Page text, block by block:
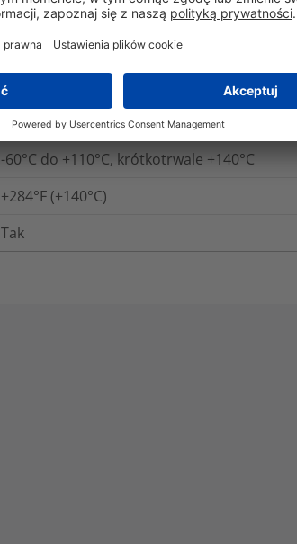
UL 94 HB
Tak
Nie
+140°C
-60°C do +110°C, krótkotrwale +140°C
+284°F (+140°C)
Tak